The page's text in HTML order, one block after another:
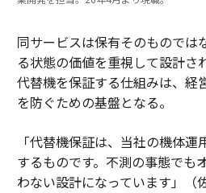
同サービスは保有そのものでは
る状態の価値を重視して設計さ
代替機を保証する仕組みは、経
を防ぐための基盤となる。
「代替機保証は、当社の機体
するものです。不測の事態でも
わない設計になっています」（